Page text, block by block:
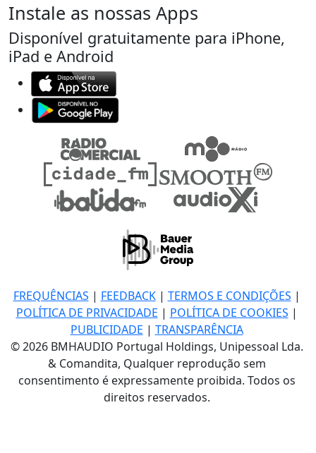
Instale as nossas Apps
Disponível gratuitamente para iPhone,
iPad e Android
FREQUÊNCIAS | FEEDBACK| TERMOS E CONDIÇÕES |
POLÍTICA DE PRIVACIDADE | POLÍTICA DE COOKIES |
PUBLICIDADE | TRANSPARÊNCIA
© 2026 BMHAUDIO Portugal Holdings, Unipessoal Lda.
& Comandita, Qualquer reprodução sem
consentimento é expressamente proibida. Todos os
direitos reservados.